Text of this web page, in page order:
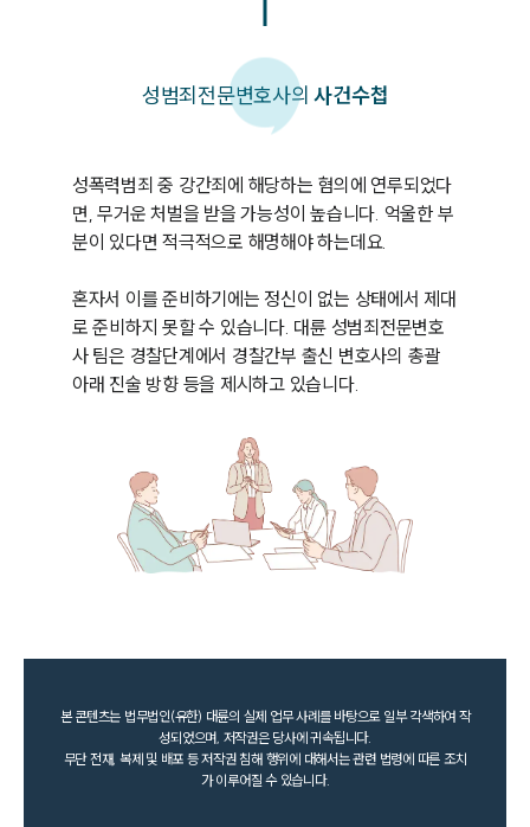
성범죄전문변호사의사건수첩
성폭력범죄 중 강간죄에 해당하는 혐의에 연루되었다
면, 무거운 처벌을 받을 가능성이 높습니다. 억울한 부
분이 있다면 적극적으로 해명해야 하는데요.
혼자서 이를 준비하기에는 정신이 없는 상태에서 제대
로 준비하지 못할 수 있습니다. 대륜 성범죄전문변호
사 팀은 경찰단계에서 경찰간부 출신 변호사의 총괄
아래 진술 방향 등을 제시하고 있습니다.
본 콘텐츠는 법무법인(유한) 대륜의 실제 업무 사례를 바탕으로 일부 각색하여 작
성되었으며, 저작권은 당사에 귀속됩니다.
무단 전재, 복제 및 배포 등 저작권 침해 행위에 대해서는 관련 법령에 따른 조치
가 이루어질 수 있습니다.